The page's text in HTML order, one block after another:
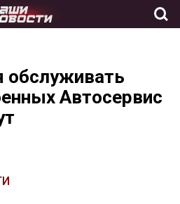
обслуживать
Автосервис